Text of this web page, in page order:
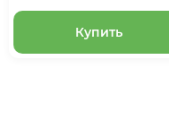
Купить